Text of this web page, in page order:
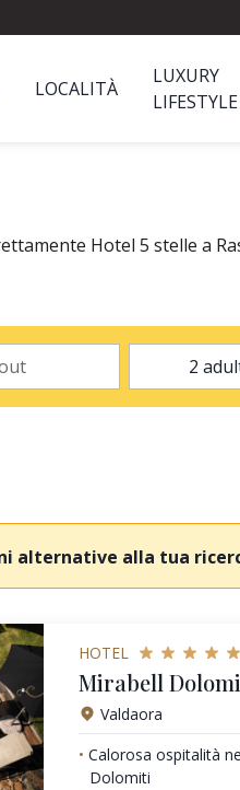
LOCALITÀ
LUXURY
LIFESTYLE
Hotel 5 stelle a
alternative alla tua
HOTEL
Mirabell
Valdaora
Calorosa ospitalità
Dolomiti